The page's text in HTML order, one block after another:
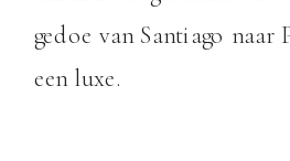
gedoe van Santiago naar
een luxe.